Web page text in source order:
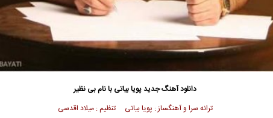
دانلود آهنگ جدیدپویا بیاتی با نام بی نظیر
ترانه سرا و آهنگساز : پویا بیاتی تنظیم : میلاد اقدسی